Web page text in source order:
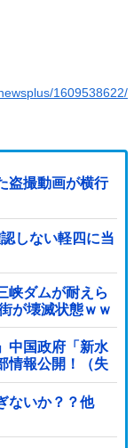
1609538622/
盗撮動画が横行
しない軽四に当
峡ダムが耐えら
が壊滅状態ｗｗ
中国政府「新水
情報公開！（失
13号「...
ないか？？他